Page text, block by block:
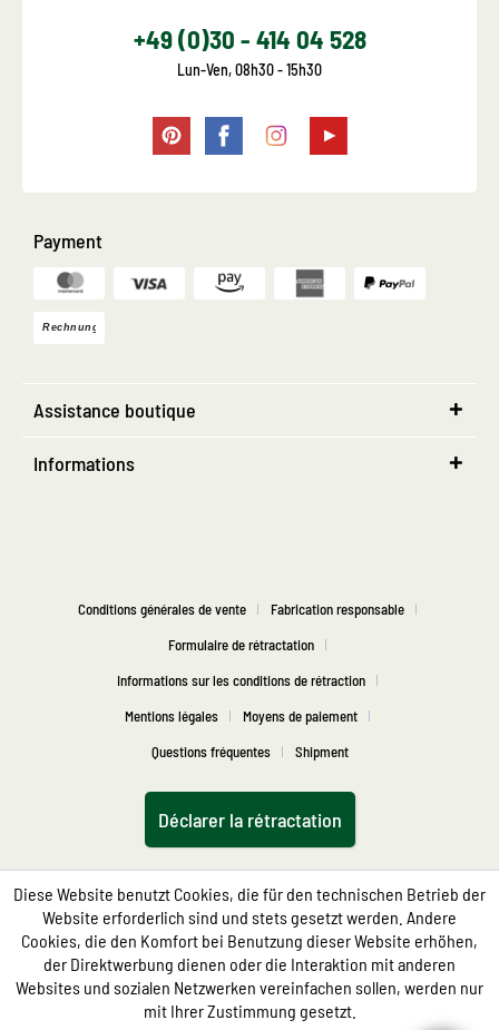
+49 (0)30 - 414 04 528
Lun-Ven, 08h30 - 15h30
Payment
Assistance boutique
Informations
Conditions générales de vente
Fabrication responsable
Formulaire de rétractation
Informations sur les conditions de rétraction
Mentions légales
Moyens de paiement
Questions fréquentes
Shipment
Déclarer la rétractation
Diese Website benutzt Cookies, die für den technischen Betrieb der
Website erforderlich sind und stets gesetzt werden. Andere
Cookies, die den Komfort bei Benutzung dieser Website erhöhen,
der Direktwerbung dienen oder die Interaktion mit anderen
Websites und sozialen Netzwerken vereinfachen sollen, werden nur
mit Ihrer Zustimmung gesetzt.